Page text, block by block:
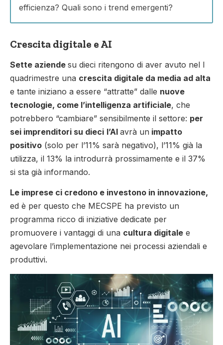
efficienza? Quali sono i trend emergenti?
Crescita digitale e AI
Sette aziende su dieci ritengono di aver avuto nel I
quadrimestre una crescita digitale da media ad alta
e tante iniziano a essere “attratte” dalle nuove
tecnologie, come l’intelligenza artificiale, che
potrebbero “cambiare” sensibilmente il settore: per
sei imprenditori su dieci l’AI avrà un impatto
positivo (solo per l’11% sarà negativo), l’11% già la
utilizza, il 13% la introdurrà prossimamente e il 37%
si sta già informando.
Le imprese ci credono e investono in innovazione,
ed è per questo che MECSPE ha previsto un
programma ricco di iniziative dedicate per
promuovere i vantaggi di una cultura digitale e
agevolare l’implementazione nei processi aziendali e
produttivi.